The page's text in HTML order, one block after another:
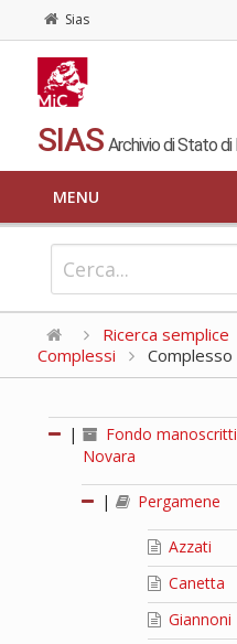
Sias
SIAS Archivio di Stato di
MENU
Ricerca semplice
Complessi
|
Fondo
Novara
| Pergamene
Azzati
Canetta
Giannoni